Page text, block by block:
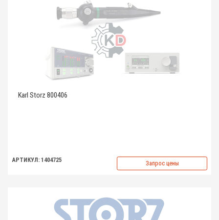
Karl Storz 800406
АРТИКУЛ: 1404725 Запрос цены